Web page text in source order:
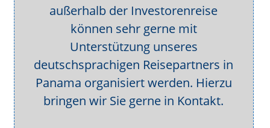
außerhalb der Investorenreise
können sehr gerne mit
Unterstützung unseres
deutschsprachigen Reisepartners in
Panama organisiert werden. Hierzu
bringen wir Sie gerne in Kontakt.